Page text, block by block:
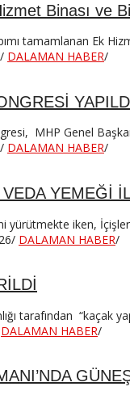
Binası ve
tamamlanan Ek
/ DALAMAN HABER/
MHP Genel Başkan
/ DALAMAN HABER/
YEMEĞİ
iken, İçişleri
/ DALAMAN HABER/
tarafından “kaçak
DALAMAN HABER/